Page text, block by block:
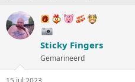
d
e
r
r
p
a
r
d
a
t
Sticky Fingers
Gemarineerd